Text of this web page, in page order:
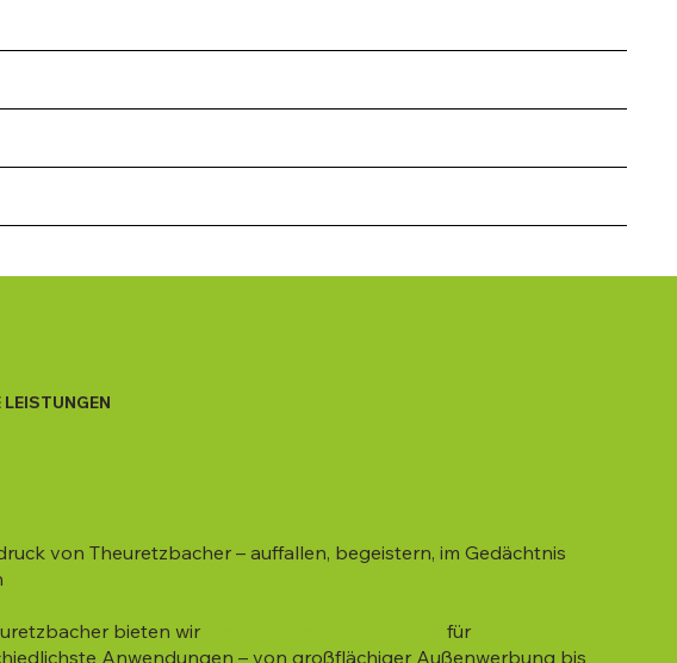
LEISTUNGEN
von Theuretzbacher – auffallen, begeistern, im Gedächtnis
bieten wir
für
Anwendungen – von großflächiger Außenwerbung bis